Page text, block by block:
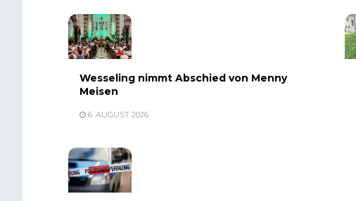
Wesseling nimmt Abschied von Menny
Meisen
6. AUGUST 2026